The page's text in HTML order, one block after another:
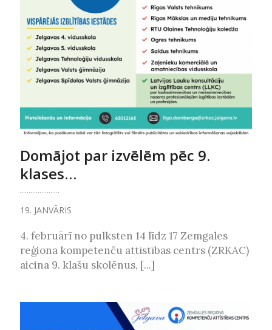
Domājot par izvēlēm pēc 9.
klases…
19. JANVĀRIS
4. februārī no pulksten 14 līdz 17 Zemgales
reģiona kompetenču attīstības centrs (ZRKAC)
aicina 9. klašu skolēnus, [...]